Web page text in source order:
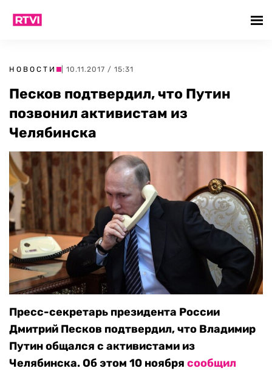
НОВОСТИ | 10.11.2017 / 15:31
Песков подтвердил, что Путин
позвонил активистам из
Челябинска
Пресс-секретарь президента России
Дмитрий Песков подтвердил, что Владимир
Путин общался с активистами из
Челябинска. Об этом 10 ноября сообщил